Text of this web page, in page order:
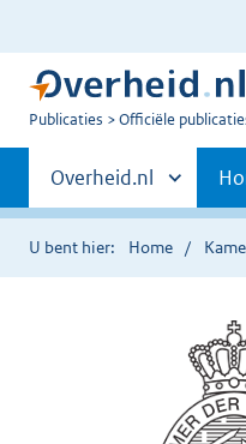
U
Publicaties Officiële
Primaire
navigatie
Andere
sites
binnen
Overheid.nl
U bent hier: Home